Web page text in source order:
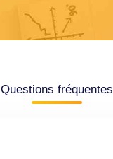
Questions fréquentes